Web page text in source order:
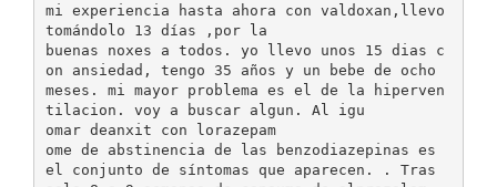
mi experiencia hasta ahora con valdoxan,llevo
tomándolo 13 días ,por la
buenas noxes a todos. yo llevo unos 15 dias c
on ansiedad, tengo 35 años y un bebe de ocho
meses. mi mayor problema es el de la hiperven
tilacion. voy a buscar algun. Al igu
omar deanxit con lorazepam
ome de abstinencia de las benzodiazepinas es
el conjunto de síntomas que aparecen. . Tras